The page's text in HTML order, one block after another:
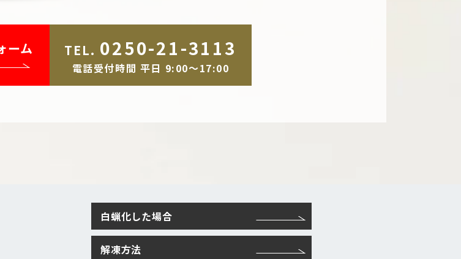
ーム TEL. 0250-21-3113
電話受付時間 平日 9:00～17:00
白蝋化した場合
解凍方法